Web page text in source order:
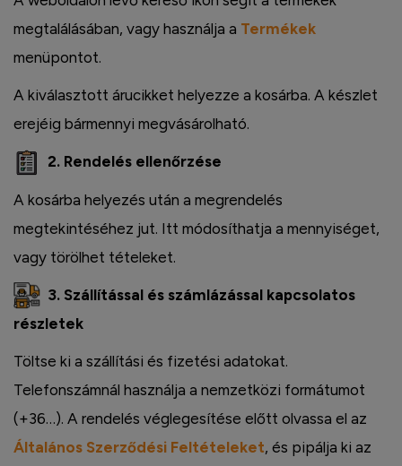
megtalálásában, vagy használja a Termékek
menüpontot.
A kiválasztott árucikket helyezze a kosárba. A készlet
erejéig bármennyi megvásárolható.
2. Rendelés ellenőrzése
A kosárba helyezés után a megrendelés
megtekintéséhez jut. Itt módosíthatja a mennyiséget,
vagy törölhet tételeket.
3. Szállítással és számlázással kapcsolatos
részletek
Töltse ki a szállítási és fizetési adatokat.
Telefonszámnál használja a nemzetközi formátumot
(+36…). A rendelés véglegesítése előtt olvassa el az
Általános Szerződési Feltételeket, és pipálja ki az